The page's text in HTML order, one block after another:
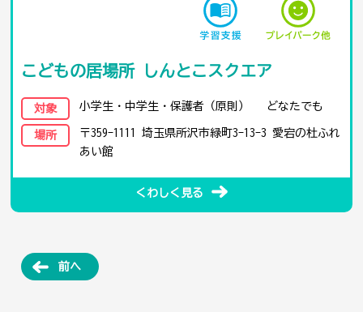
こどもの居場所 しんとこスクエア
対象 小学生・中学生・保護者（原則） どなたでも
場所
〒359-1111 埼玉県所沢市緑町3-13-3 愛宕の杜ふれ
あい館
くわしく見る
前へ